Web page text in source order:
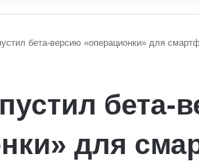
бета-версию «операционки» для
бета-
для